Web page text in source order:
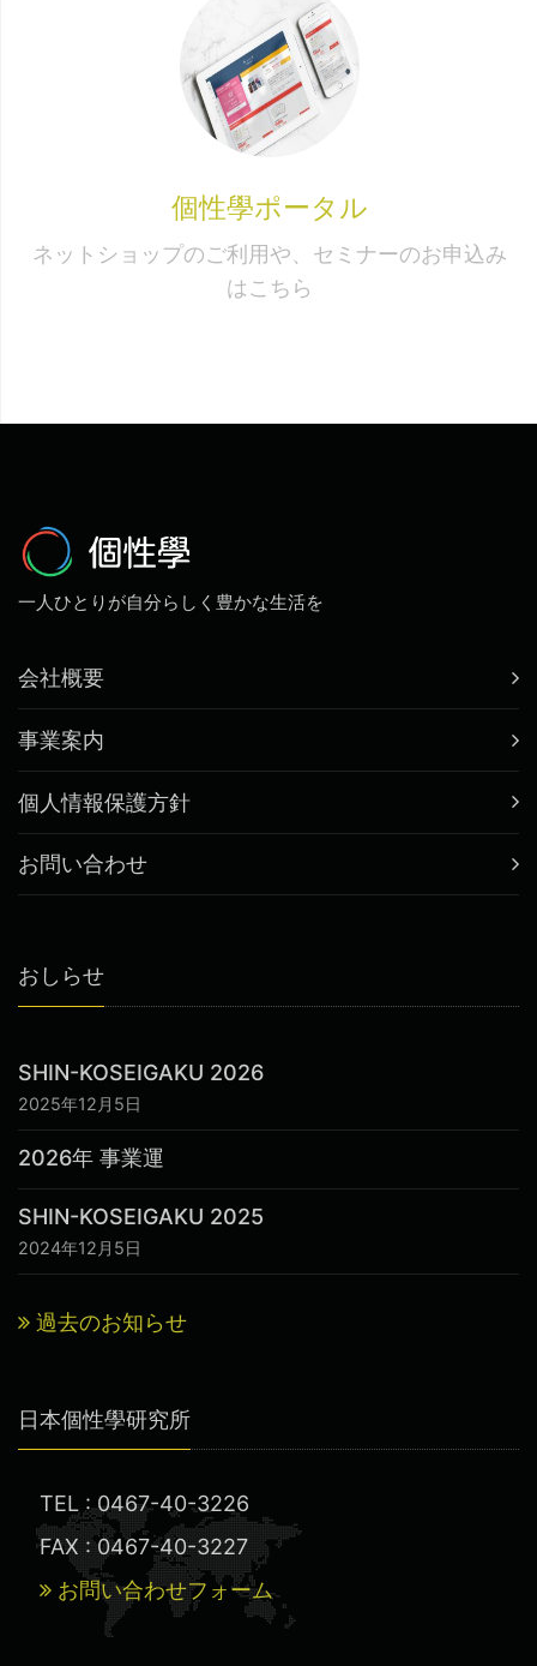
個性學ポータル
ネットショップのご利用や、セミナーのお申込み
はこちら
一人ひとりが自分らしく豊かな生活を
会社概要
事業案内
個人情報保護方針
お問い合わせ
おしらせ
SHIN-KOSEIGAKU 2026
2025年12月5日
2026年 事業運
SHIN-KOSEIGAKU 2025
2024年12月5日
過去のお知らせ
日本個性學研究所
TEL : 0467-40-3226
FAX : 0467-40-3227
お問い合わせフォーム